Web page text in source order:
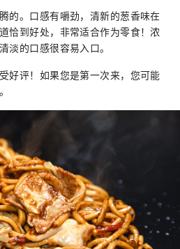
的。口感有嚼劲，清新的葱香味在
恰到好处，非常适合作为零食！浓
淡的口感很容易入口。
好评！如果您是第一次来，您可能